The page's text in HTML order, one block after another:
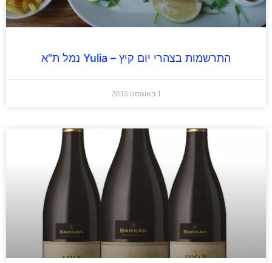
התרשמות בצהרי יום קיץ – Yulia נמל ת"א